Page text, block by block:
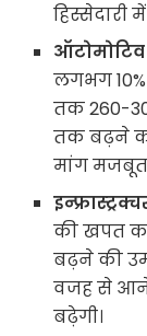
हिस्सेदारी
ऑटोमोटिव
लगभग 10%
तक 260-
तक बढ़ने
मांग मजबूत
की खपत का
बढ़ने की
वजह से आने
बढ़ेगी।